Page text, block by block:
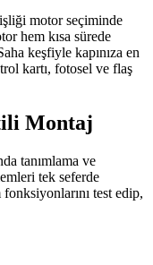
motor seçiminde
hem kısa sürede
keşfiyle kapınıza en
kartı, fotosel ve flaş
Montaj
tanımlama ve
tek seferde
test edip,